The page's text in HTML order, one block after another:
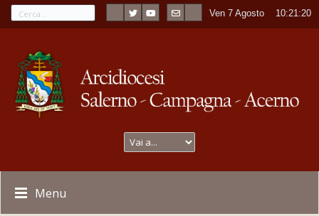
Ven 7 Agosto 10:21:20
Menu